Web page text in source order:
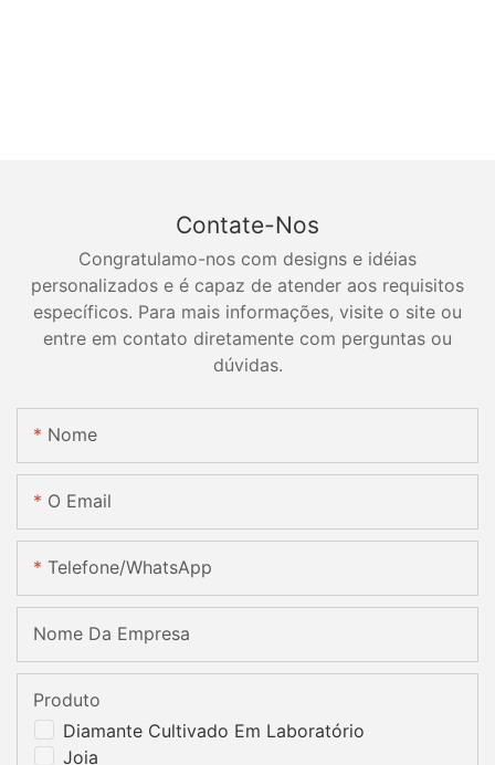
Contate-Nos
Congratulamo-nos com designs e idéias
personalizados e é capaz de atender aos requisitos
específicos. Para mais informações, visite o site ou
entre em contato diretamente com perguntas ou
dúvidas.
Nome
O Email
Telefone/WhatsApp
Nome Da Empresa
Diamante Cultivado Em Laboratório
Joia
Produto